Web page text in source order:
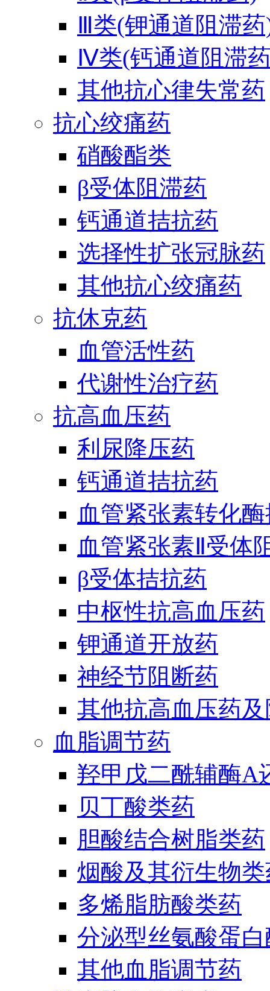
Ⅲ类(钾通道阻滞
Ⅳ类(钙通道阻滞
其他抗心律失常药
抗心绞痛药
硝酸酯类
β受体阻滞药
钙通道拮抗药
选择性扩张冠脉药
其他抗心绞痛药
抗休克药
血管活性药
代谢性治疗药
抗高血压药
利尿降压药
钙通道拮抗药
血管紧张素转化
血管紧张素Ⅱ受体
β受体拮抗药
中枢性抗高血压药
钾通道开放药
神经节阻断药
其他抗高血压药
血脂调节药
羟甲戊二酰辅酶A
贝丁酸类药
胆酸结合树脂类药
烟酸及其衍生物
多烯脂肪酸类药
分泌型丝氨酸蛋
其他血脂调节药